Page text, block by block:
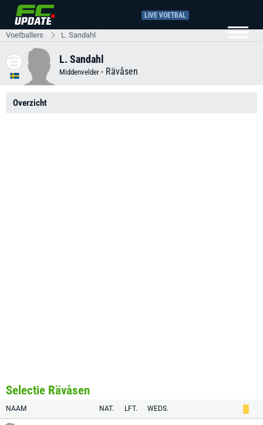
LIVE VOETBAL
Voetballers L. Sandahl
L. Sandahl
Middenvelder - Rävåsen
Overzicht
Selectie Rävåsen
NAAM NAT. LFT. WEDS.